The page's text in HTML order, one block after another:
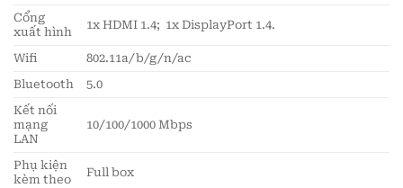
Cổng
xuất hình
1x HDMI 1.4; 1x DisplayPort 1.4.
Wifi
802.11a/b/g/n/ac
Bluetooth
5.0
Kết nối
mạng
LAN
10/100/1000 Mbps
Phụ kiện
kèm theo
Full box